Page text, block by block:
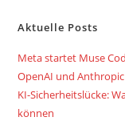
Aktuelle Posts
Meta startet Muse
OpenAI und
KI-Sicherheitslücke:
können